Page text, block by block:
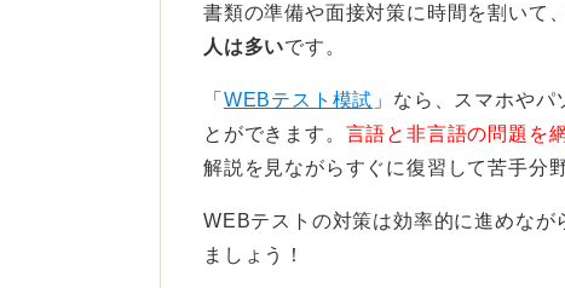
働きながらできる対策として、日頃か
すくなるでしょう。
書類の準備や面接対策に時間を割いて
人は多いです。
「 WEBテスト模試 」なら、スマホや
とができます。 言語と非言語の問題を
解説を見ながらすぐに復習して苦手分
WEBテストの対策は効率的に進めな
ましょう！